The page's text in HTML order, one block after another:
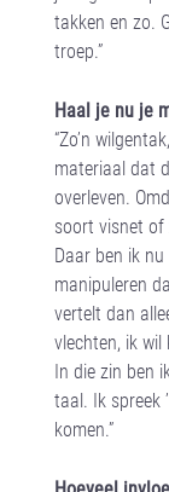
takken en zo.
troep.”
Haal je nu je
“Zo’n
materiaal dat
overleven.
soort visnet
Daar ben ik
manipuleren
vertelt dan
vlechten, ik wil
In die zin ben
taal. Ik spreek
komen.”